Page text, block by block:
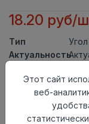
18.20 руб/
Тип
Актуальность
Осталось44
Этот сайт
веб-